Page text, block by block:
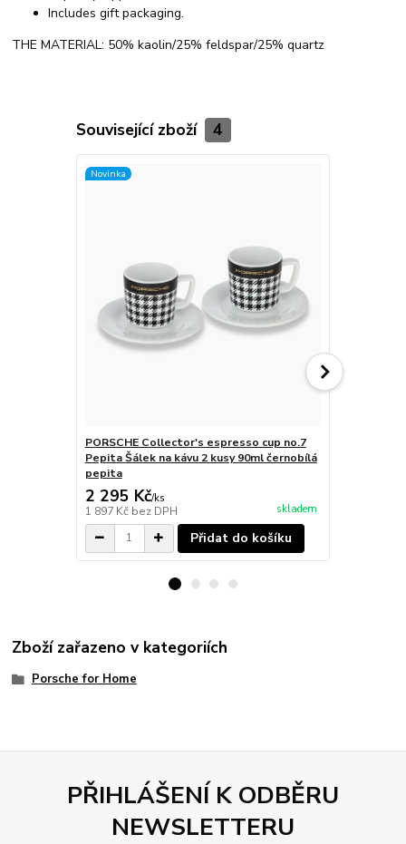
Includes gift packaging.
THE MATERIAL: 50% kaolin/25% feldspar/25% quartz
Související zboží 4
Novinka
PORSCHE Collector's espresso cup no.7
Pepita Šálek na kávu 2 kusy 90ml černobílá
pepita
2 295 Kč/ks
1 897 Kč bez DPH skladem
Přidat do košíku
Zboží zařazeno v kategoriích
Porsche for Home
PŘIHLÁŠENÍ K ODBĚRU
NEWSLETTERU